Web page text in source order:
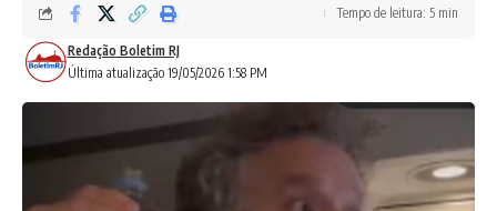
Última atualização 19/05/2026 1:58 PM
Redação Boletim RJ
Tempo de leitura: 5 min